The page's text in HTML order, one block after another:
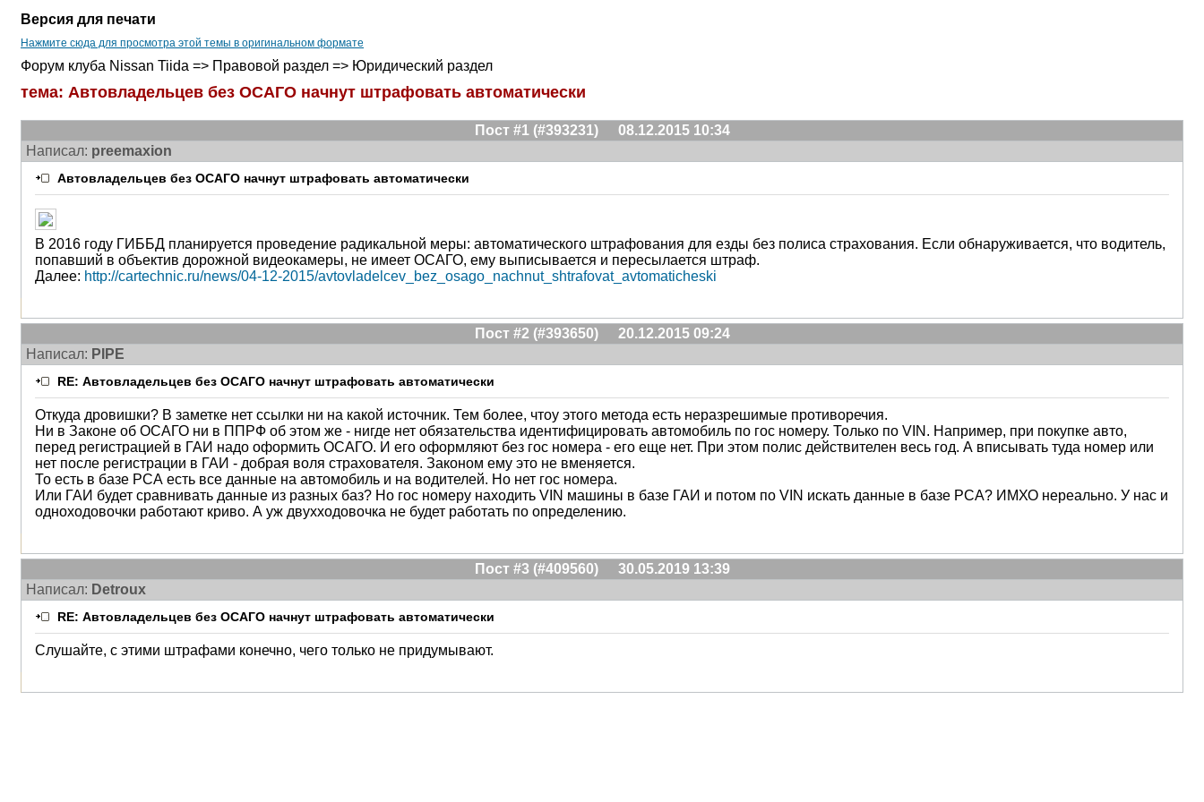
Версия для печати
Нажмите сюда для просмотра этой темы в оригинальном формате
Форум клуба Nissan Tiida => Правовой раздел => Юридический раздел
тема: Автовладельцев без ОСАГО начнут штрафовать автоматически
Пост #1 (#393231)
08.12.2015 10:34
Написал: preemaxion
Автовладельцев без ОСАГО начнут штрафовать автоматически
В 2016 году ГИББД планируется проведение радикальной меры: автоматического штрафования для езды без полиса страхования. Если обнаруживается, что водитель,
попавший в объектив дорожной видеокамеры, не имеет ОСАГО, ему выписывается и пересылается штраф.
Далее: http://cartechnic.ru/news/04-12-2015/avtovladelcev_bez_osago_nachnut_shtrafovat_avtomaticheski
Пост #2 (#393650)
20.12.2015 09:24
Написал: PIPE
RE: Автовладельцев без ОСАГО начнут штрафовать автоматически
Откуда дровишки? В заметке нет ссылки ни на какой источник. Тем более, чтоу этого метода есть неразрешимые противоречия.
Ни в Законе об ОСАГО ни в ППРФ об этом же - нигде нет обязательства идентифицировать автомобиль по гос номеру. Только по VIN. Например, при покупке авто,
перед регистрацией в ГАИ надо оформить ОСАГО. И его оформляют без гос номера - его еще нет. При этом полис действителен весь год. А вписывать туда номер или
нет после регистрации в ГАИ - добрая воля страхователя. Законом ему это не вменяется.
То есть в базе РСА есть все данные на автомобиль и на водителей. Но нет гос номера.
Или ГАИ будет сравнивать данные из разных баз? Но гос номеру находить VIN машины в базе ГАИ и потом по VIN искать данные в базе РСА? ИМХО нереально. У нас и
одноходовочки работают криво. А уж двухходовочка не будет работать по определению.
Пост #3 (#409560)
30.05.2019 13:39
Написал: Detroux
RE: Автовладельцев без ОСАГО начнут штрафовать автоматически
Слушайте, с этими штрафами конечно, чего только не придумывают.